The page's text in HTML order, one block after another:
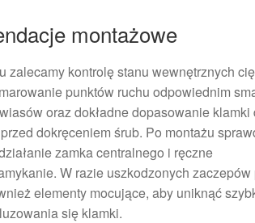
montażowe
zalecamy kontrolę stanu wewnętrznych
punktów ruchu odpowiednim
oraz dokładne dopasowanie klamki
dokręceniem śrub. Po montażu
zamka centralnego i ręczne
W razie uszkodzonych
elementy mocujące, aby uniknąć
się klamki.